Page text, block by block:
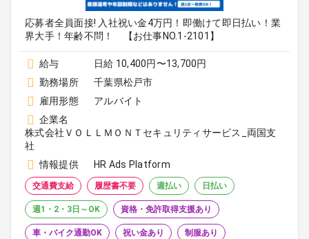
応募者全員面接! 入社祝い金4万円！即働けて即日払い！業
界大手！年齢不問！ 【お仕事NO.1-2101】
給与
日給 10,400円〜13,700円
勤務場所
千葉県松戸市
雇用形態
アルバイト
企業名
株式会社ＶＯＬＬＭＯＮＴセキュリティサービス_両国支
社
情報提供
HR Ads Platform
交通費支給 履歴書不要 週払い 日払い
週1・2・3日～OK 資格・免許取得支援あり
車・バイク通勤OK 祝い金あり 制服あり